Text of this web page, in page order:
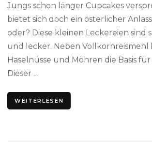
Jungs schon länger Cupcakes
bietet sich doch ein österlicher
oder? Diese kleinen Leckereien sind
und lecker. Neben Vollkornreismehl
Haselnüsse und Möhren die Basis für
Dieser …
WEITERLESEN